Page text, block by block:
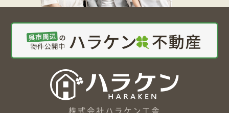
株式会社ハラケン工舎